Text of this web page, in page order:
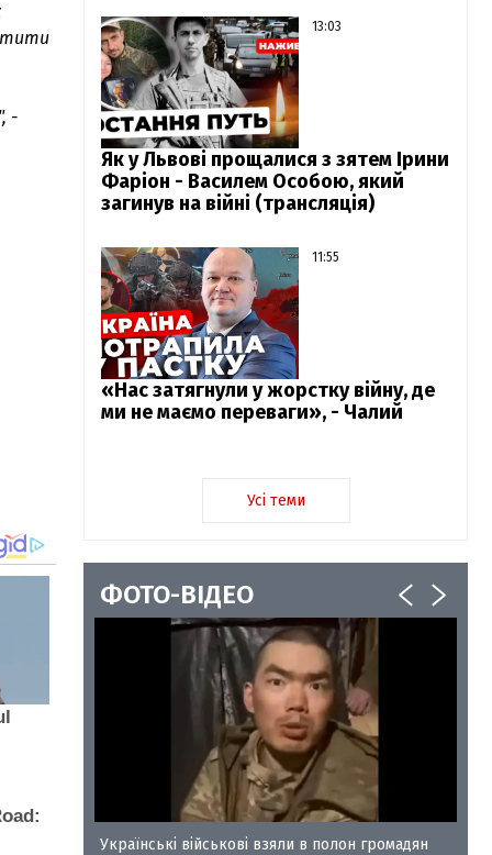
-
13:03
Як у Львові прощалися з зятем Ірини
Фаріон - Василем Особою, який
загинув на війні (трансляція)
11:55
«Нас затягнули у жорстку війну, де
ми не маємо переваги», - Чалий
Усі теми
ФОТО-ВІДЕО
35
Українські військові взяли в полон громадян